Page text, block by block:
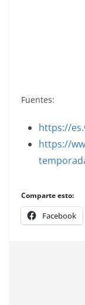
Fuentes:
https://
https://
Comparte esto:
Facebook